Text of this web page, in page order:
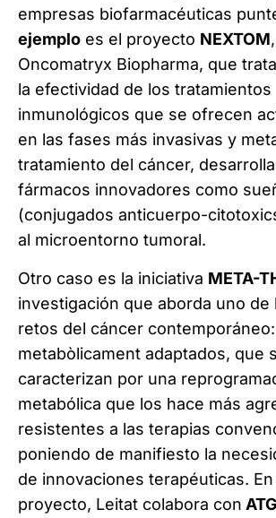
empresas biofarmacéuticas
ejemplo es el proyecto NEXTOM
Oncomatryx Biopharma, que
la efectividad de los tratamientos
inmunológicos que se ofrecen
en las fases más invasivas y
tratamiento del cáncer,
fármacos innovadores como
(conjugados anticuerpo-
al microentorno tumoral.
Otro caso es la iniciativa META-
investigación que aborda uno de
retos del cáncer
metabòlicament adaptados, que
caracterizan por una
metabólica que los hace más
resistentes a las terapias
poniendo de manifiesto la
de innovaciones terapéuticas.
proyecto, Leitat colabora con ATG